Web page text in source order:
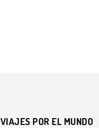
VIAJES POR EL MUNDO